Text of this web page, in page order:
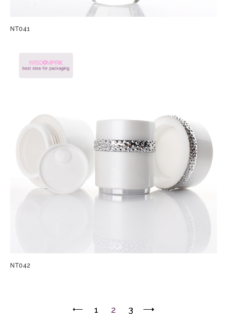
NT041
NT042
1 2 3